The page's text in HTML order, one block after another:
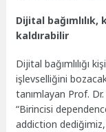
Dijital
kaldırabilir
Dijital bağımlılığı
işlevselliğini
tanımlayan Prof.
“Birincisi
addiction dediğimiz,